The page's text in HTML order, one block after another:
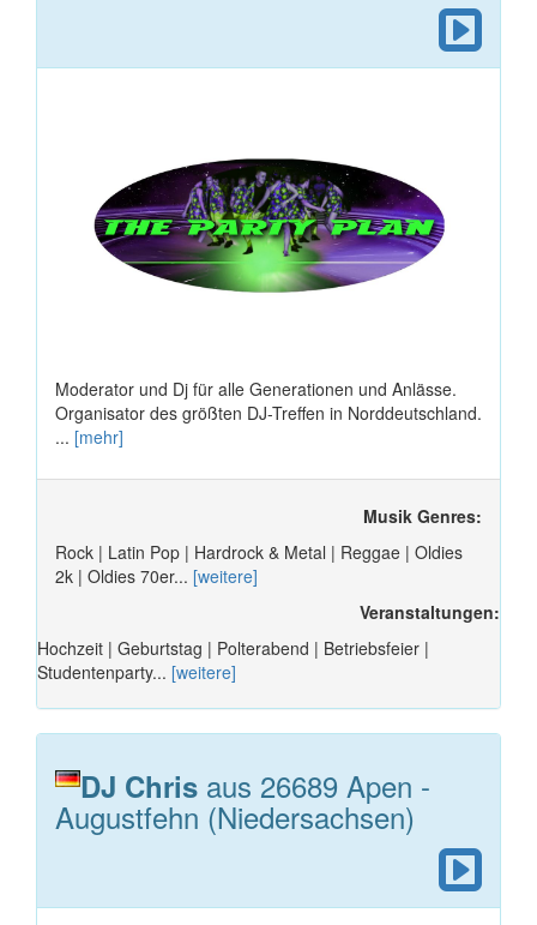
Moderator und Dj für alle Generationen und Anlässe.
Organisator des größten DJ-Treffen in Norddeutschland.
... [mehr]
Musik Genres:
Rock | Latin Pop | Hardrock & Metal | Reggae | Oldies
2k | Oldies 70er... [weitere]
Veranstaltungen:
Hochzeit | Geburtstag | Polterabend | Betriebsfeier |
Studentenparty... [weitere]
DJ Chris aus 26689 Apen -
Augustfehn (Niedersachsen)